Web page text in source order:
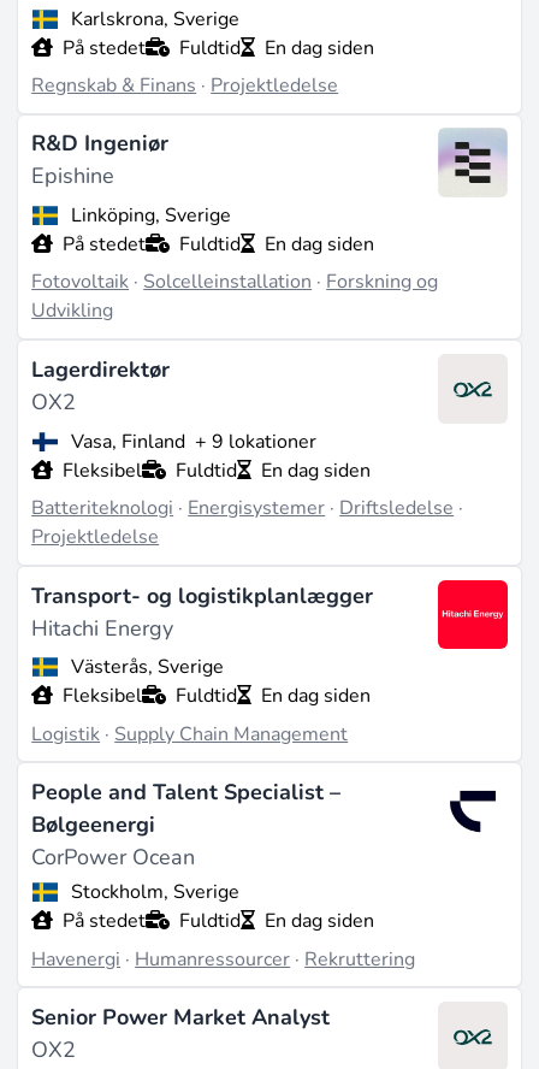
Karlskrona, Sverige
På stedet
Fuldtid
En dag siden
Regnskab & Finans · Projektledelse
R&D Ingeniør
Epishine
Linköping, Sverige
På stedet
Fuldtid
En dag siden
Fotovoltaik · Solcelleinstallation · Forskning og
Udvikling
Lagerdirektør
OX2
Vasa, Finland + 9 lokationer
Fleksibel
Fuldtid
En dag siden
Batteriteknologi · Energisystemer · Driftsledelse ·
Projektledelse
Transport- og logistikplanlægger
Hitachi Energy
Västerås, Sverige
Fleksibel
Fuldtid
En dag siden
Logistik · Supply Chain Management
People and Talent Specialist –
Bølgeenergi
CorPower Ocean
Stockholm, Sverige
På stedet
Fuldtid
En dag siden
Havenergi · Humanressourcer · Rekruttering
Senior Power Market Analyst
OX2